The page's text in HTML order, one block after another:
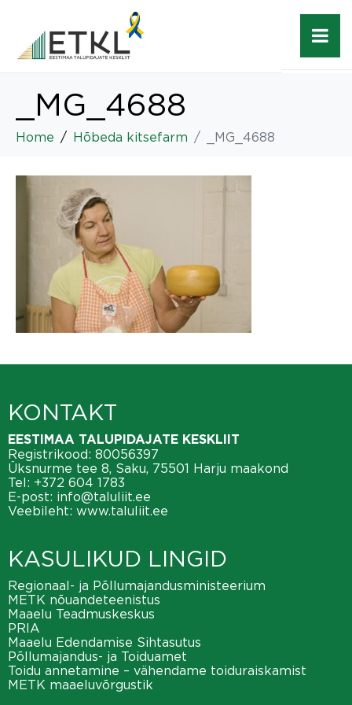
_MG_4688
Home Hõbeda kitsefarm _MG_4688
KONTAKT
EESTIMAA TALUPIDAJATE KESKLIIT
Registrikood: 80056397
Üksnurme tee 8, Saku, 75501 Harju maakond
Tel: +372 604 1783
E-post: info@taluliit.ee
Veebileht: www.taluliit.ee
KASULIKUD LINGID
Regionaal- ja Põllumajandusministeerium
METK nõuandeteenistus
Maaelu Teadmuskeskus
PRIA
Maaelu Edendamise Sihtasutus
Põllumajandus- ja Toiduamet
Toidu annetamine – vähendame toiduraiskamist
METK maaeluvõrgustik